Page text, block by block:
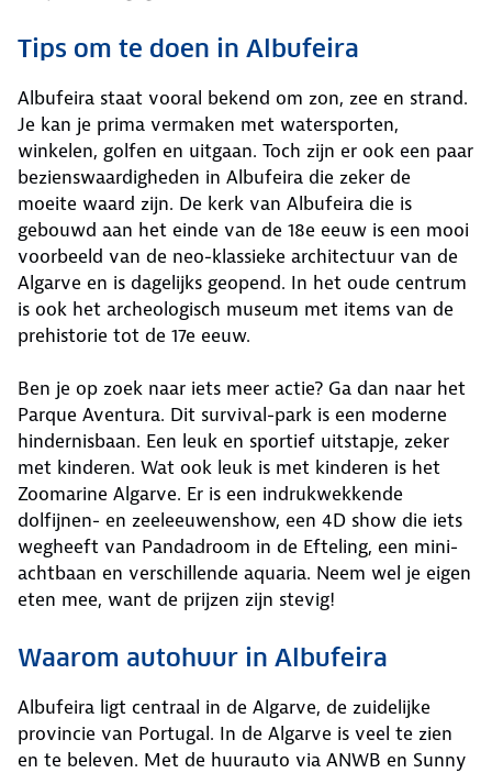
Tips om te doen in Albufeira
Albufeira staat vooral bekend om zon, zee en strand.
Je kan je prima vermaken met watersporten,
winkelen, golfen en uitgaan. Toch zijn er ook een paar
bezienswaardigheden in Albufeira die zeker de
moeite waard zijn. De kerk van Albufeira die is
gebouwd aan het einde van de 18e eeuw is een mooi
voorbeeld van de neo-klassieke architectuur van de
Algarve en is dagelijks geopend. In het oude centrum
is ook het archeologisch museum met items van de
prehistorie tot de 17e eeuw.
Ben je op zoek naar iets meer actie? Ga dan naar het
Parque Aventura. Dit survival-park is een moderne
hindernisbaan. Een leuk en sportief uitstapje, zeker
met kinderen. Wat ook leuk is met kinderen is het
Zoomarine Algarve. Er is een indrukwekkende
dolfijnen- en zeeleeuwenshow, een 4D show die iets
wegheeft van Pandadroom in de Efteling, een mini-
achtbaan en verschillende aquaria. Neem wel je eigen
eten mee, want de prijzen zijn stevig!
Waarom autohuur in Albufeira
Albufeira ligt centraal in de Algarve, de zuidelijke
provincie van Portugal. In de Algarve is veel te zien
en te beleven. Met de huurauto via ANWB en Sunny